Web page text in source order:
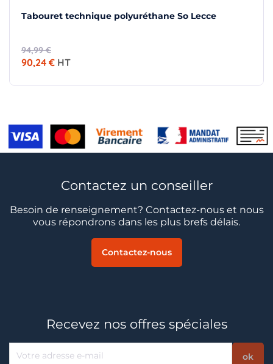
Tabouret technique polyuréthane So Lecce
94,99 €
90,24 € HT
Contactez un conseiller
Besoin de renseignement? Contactez-nous et nous
vous répondrons dans les plus brefs délais.
Contactez-nous
Recevez nos offres spéciales